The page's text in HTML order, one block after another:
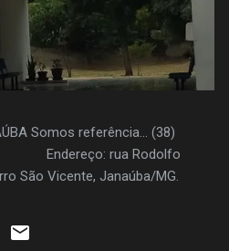
Somos referência... (38)
Endereço: rua Rodolfo
São Vicente, Janaúba/MG.